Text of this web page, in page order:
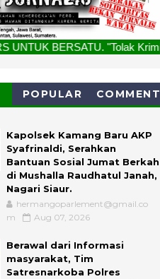
"Tolak Kriminalisasi
POPULAR
Kapolsek Kamang Baru AKP
Syafrinaldi, Serahkan
Bantuan Sosial Jumat Berkah
di Mushalla Raudhatul Janah,
Nagari Siaur.
hermangoparlement@gmail.co
m
Aug 07, 2026
Berawal dari Informasi
masyarakat, Tim
Satresnarkoba Polres